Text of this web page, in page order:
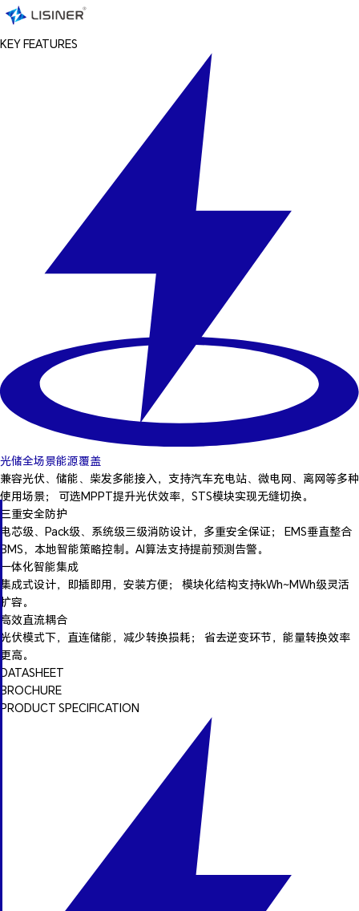
KEY FEATURES
光储全场景能源覆盖
兼容光伏、储能、柴发多能接入，支持汽车充电站、微电网、离网等多种
使用场景； 可选MPPT提升光伏效率，STS模块实现无缝切换。
三重安全防护
电芯级、Pack级、系统级三级消防设计，多重安全保证； EMS垂直整合
BMS，本地智能策略控制。AI算法支持提前预测告警。
一体化智能集成
集成式设计，即插即用，安装方便； 模块化结构支持kWh~MWh级灵活
扩容。
高效直流耦合
光伏模式下，直连储能，减少转换损耗； 省去逆变环节，能量转换效率
更高。
DATASHEET
BROCHURE
PRODUCT SPECIFICATION